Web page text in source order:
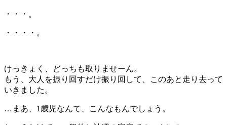
・・・。
・・・・。
けっきょく、どっちも取りませーん。
もう、大人を振り回すだけ振り回して、このあと走り去って
いきました。
…まあ、1歳児なんて、こんなもんでしょう。